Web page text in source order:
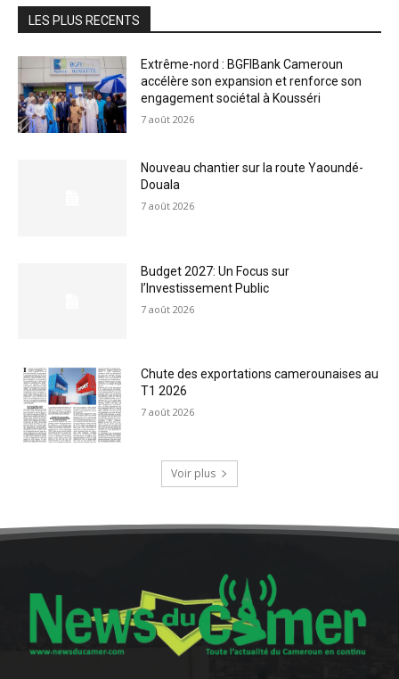
LES PLUS RECENTS
Extrême-nord : BGFIBank Cameroun
accélère son expansion et renforce son
engagement sociétal à Kousséri
7 août 2026
Nouveau chantier sur la route Yaoundé-
Douala
7 août 2026
Budget 2027: Un Focus sur
l’Investissement Public
7 août 2026
Chute des exportations camerounaises au
T1 2026
7 août 2026
Voir plus